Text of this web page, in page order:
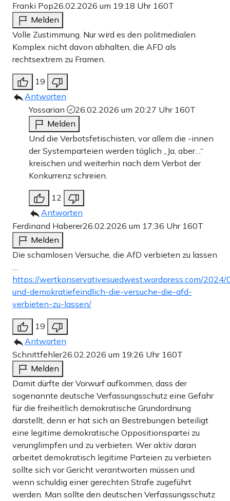
Franki Pop26.02.2026 um 19:18 Uhr 160T
Melden
Volle Zustimmung. Nur wird es den politmedialen
Komplex nicht davon abhalten, die AFD als
rechtsextrem zu Framen.
19
Antworten
Yossarian
26.02.2026 um 20:27 Uhr 160T
Melden
Und die Verbotsfetischisten, vor allem die -innen
der Systemparteien werden täglich „Ja, aber…“
kreischen und weiterhin nach dem Verbot der
Konkurrenz schreien.
12
Antworten
Ferdinand Haberer26.02.2026 um 17:36 Uhr 160T
Melden
Die schamlosen Versuche, die AfD verbieten zu lassen
…
https://wertkonservativesuedwest.wordpress.com/
und-demokratiefeindlich-die-versuche-die-afd-
verbieten-zu-lassen/
19
Antworten
Schnittfehler26.02.2026 um 19:26 Uhr 160T
Melden
Damit dürfte der Vorwurf aufkommen, dass der
sogenannte deutsche Verfassungsschutz eine Gefahr
für die freiheitlich demokratische Grundordnung
darstellt, denn er hat sich an Bestrebungen beteiligt
eine legitime demokratische Oppositionspartei zu
verunglimpfen und zu verbieten. Wer aktiv daran
arbeitet demokratisch legitime Parteien zu verbieten
sollte sich vor Gericht verantworten müssen und
wenn schuldig einer gerechten Strafe zugeführt
werden. Man sollte den deutschen Verfassungsschutz